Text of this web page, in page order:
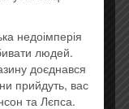
Black Parade
недоімперія
людей.
доєднався
прийдуть, вас
та Лєпса.